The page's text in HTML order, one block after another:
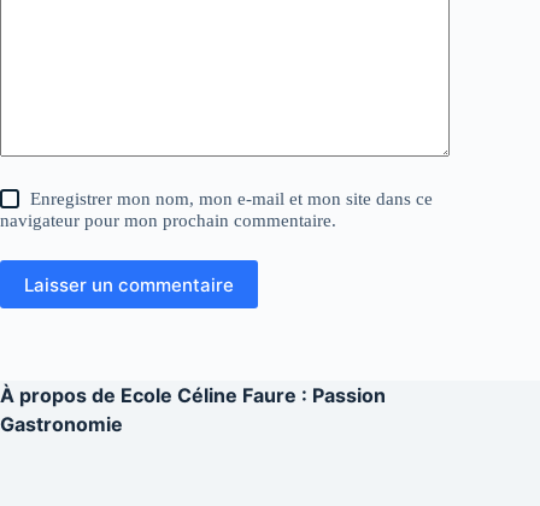
Enregistrer mon nom, mon e-mail et mon site dans ce
navigateur pour mon prochain commentaire.
Laisser un commentaire
À propos de Ecole Céline Faure : Passion
Gastronomie